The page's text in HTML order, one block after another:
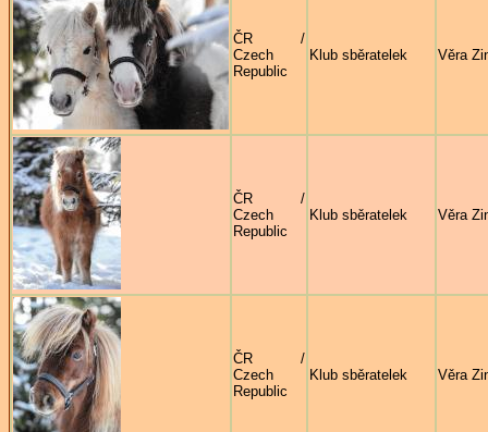
ČR /
Czech
Republic
Klub sběratelek Věra
ČR /
Czech
Republic
Klub sběratelek Věra
ČR /
Czech
Republic
Klub sběratelek Věra